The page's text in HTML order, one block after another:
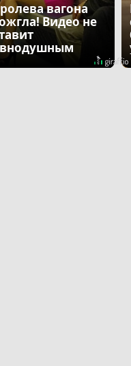
вагона
Видео не